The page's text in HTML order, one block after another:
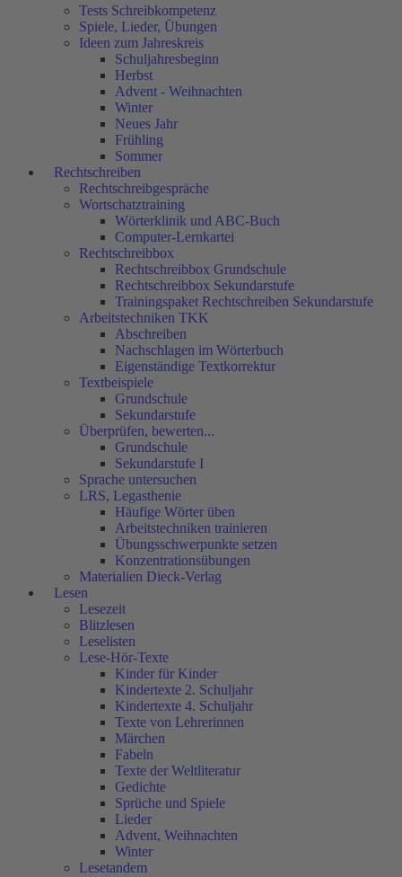
Tests Schreibkompetenz
Spiele, Lieder, Übungen
Ideen zum Jahreskreis
Schuljahresbeginn
Herbst
Advent - Weihnachten
Winter
Neues Jahr
Frühling
Sommer
Rechtschreiben
Rechtschreibgespräche
Wortschatztraining
Wörterklinik und ABC-Buch
Computer-Lernkartei
Rechtschreibbox
Rechtschreibbox Grundschule
Rechtschreibbox Sekundarstufe
Trainingspaket Rechtschreiben Sekundarstufe
Arbeitstechniken TKK
Abschreiben
Nachschlagen im Wörterbuch
Eigenständige Textkorrektur
Textbeispiele
Grundschule
Sekundarstufe
Überprüfen, bewerten...
Grundschule
Sekundarstufe I
Sprache untersuchen
LRS, Legasthenie
Häufige Wörter üben
Arbeitstechniken trainieren
Übungsschwerpunkte setzen
Konzentrationsübungen
Materialien Dieck-Verlag
Lesen
Lesezeit
Blitzlesen
Leselisten
Lese-Hör-Texte
Kinder für Kinder
Kindertexte 2. Schuljahr
Kindertexte 4. Schuljahr
Texte von Lehrerinnen
Märchen
Fabeln
Texte der Weltliteratur
Gedichte
Sprüche und Spiele
Lieder
Advent, Weihnachten
Winter
Lesetandem